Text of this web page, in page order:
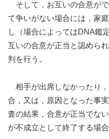
そして，お互いの合意が
て争いがない場合には，家
し（場合によってはDNA鑑
互いの合意が正当と認めら
判を行う。
相手が出席しなかったり
合，又は，原因となった事
査の結果，合意が正当でな
が不成立として終了する場合